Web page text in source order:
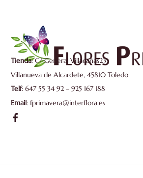
Tienda: C/ General Villacañas23
Villanueva de Alcardete, 45810 Toledo
Telf: 647 55 34 92 – 925 167 188
Email: fprimavera@interflora.es